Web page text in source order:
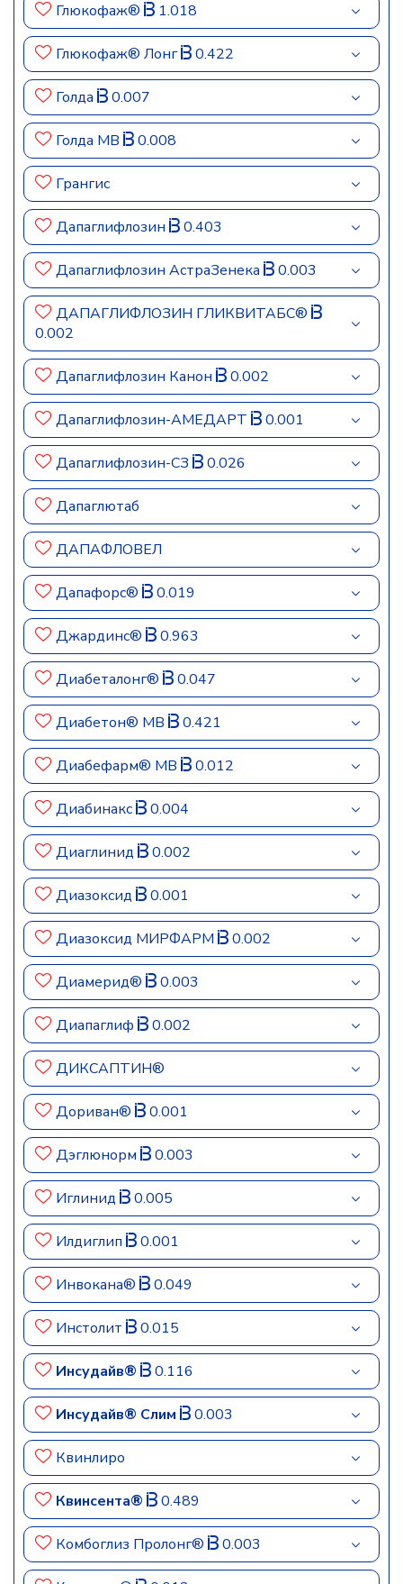
Глюкофаж® 1.018
Глюкофаж® Лонг 0.422
Голда 0.007
Голда МВ 0.008
Грангис
Дапаглифлозин 0.403
Дапаглифлозин АстраЗенека 0.003
ДАПАГЛИФЛОЗИН ГЛИКВИТАБС®
0.002
Дапаглифлозин Канон 0.002
Дапаглифлозин-АМЕДАРТ 0.001
Дапаглифлозин-СЗ 0.026
Дапаглютаб
ДАПАФЛОВЕЛ
Дапафорс® 0.019
Джардинс® 0.963
Диабеталонг® 0.047
Диабетон® MB 0.421
Диабефарм® МВ 0.012
Диабинакс 0.004
Диаглинид 0.002
Диазоксид 0.001
Диазоксид МИРФАРМ 0.002
Диамерид® 0.003
Диапаглиф 0.002
ДИКСАПТИН®
Дориван® 0.001
Дэглюнорм 0.003
Иглинид 0.005
Илдиглип 0.001
Инвокана® 0.049
Инстолит 0.015
Инсудайв® 0.116
Инсудайв® Слим 0.003
Квинлиро
Квинсента® 0.489
Комбоглиз Пролонг® 0.003